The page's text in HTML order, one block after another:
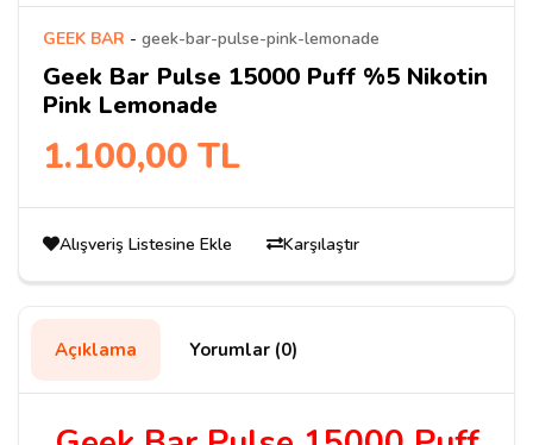
GEEK BAR - geek-bar-pulse-pink-lemonade
Geek Bar Pulse 15000 Puff %5 Nikotin
Pink Lemonade
1.100,00 TL
Alışveriş Listesine Ekle Karşılaştır
Açıklama Yorumlar (0)